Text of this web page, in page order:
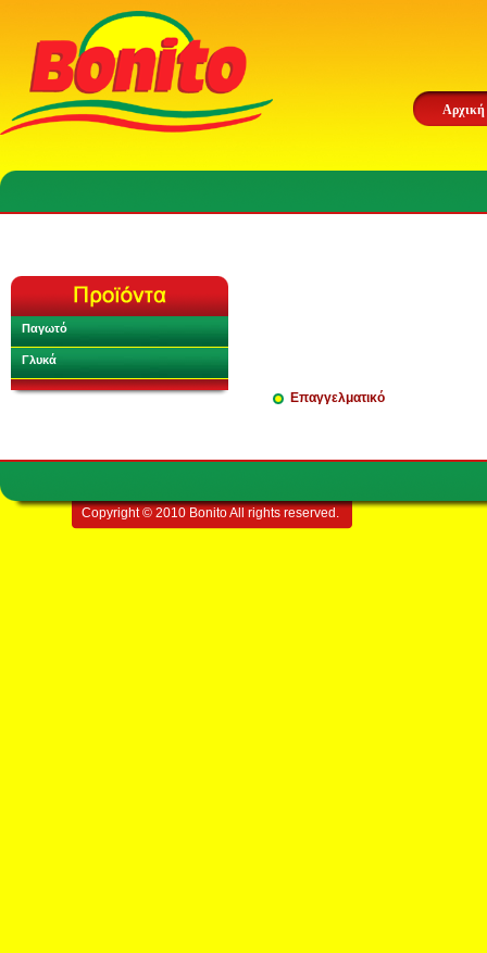
Αρχική
Παγωτό
Γλυκά
Επαγγελματικό
Copyright © 2010 Bonito All rights reserved.